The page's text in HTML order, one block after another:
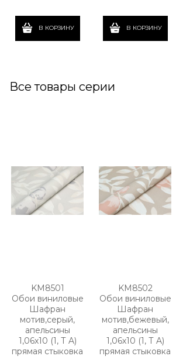
В КОРЗИНУ В КОРЗИНУ
Все товары серии
KM8501
Обои виниловые
Шафран
мотив,серый,
апельсины
1,06х10 (1, Т A)
прямая стыковка
KM8502
Обои виниловые
Шафран
мотив,бежевый,
апельсины
1,06х10 (1, Т A)
прямая стыковка